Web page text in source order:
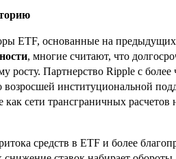
ETF, основанные на
, многие считают, что
росту. Партнерство Ripple с
институциональной
сети трансграничных расчетов
средств в ETF и более